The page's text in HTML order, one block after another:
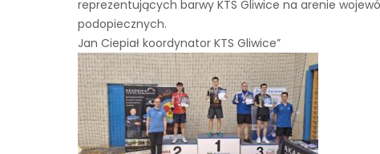
reprezentujących barwy KTS Gliwice na arenie
podopiecznych.
Jan Ciepiał koordynator KTS Gliwice”